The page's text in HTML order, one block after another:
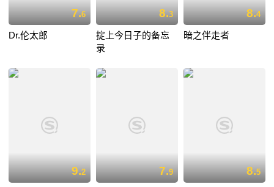
7.6
Dr.伦太郎
8.3
掟上今日子的备忘
录
8.4
暗之伴走者
9.2 7.9 8.5